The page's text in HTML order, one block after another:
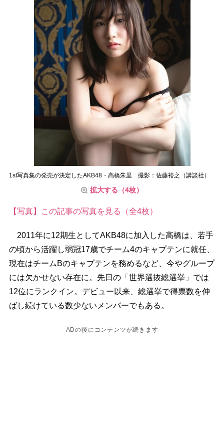
1st写真集の発売が決定したAKB48・高橋朱里 撮影：佐藤裕之（講談社）
拡大する（4枚）
【写真】この記事の写真を見る（全4枚）
2011年に12期生としてAKB48に加入した高橋は、若手
の頃から活躍し弱冠17歳でチーム4のキャプテンに就任、
現在はチームBのキャプテンを務めるなど、今やグループ
には欠かせない存在に。先日の「世界選抜総選挙」では
12位にランクイン。デビュー以来、総選挙で得票数を伸
ばし続けている数少ないメンバーでもある。
ADの後にコンテンツが続きます